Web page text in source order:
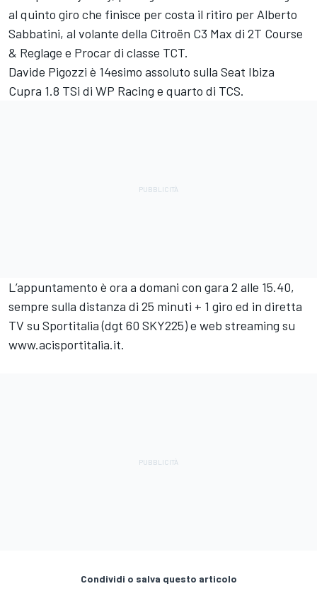
al quinto giro che finisce per costa il ritiro per Alberto
Sabbatini, al volante della Citroën C3 Max di 2T Course
& Reglage e Procar di classe TCT.
Davide Pigozzi è 14esimo assoluto sulla Seat Ibiza
Cupra 1.8 TSi di WP Racing e quarto di TCS.
L’appuntamento è ora a domani con gara 2 alle 15.40,
sempre sulla distanza di 25 minuti + 1 giro ed in diretta
TV su Sportitalia (dgt 60 SKY225) e web streaming su
www.acisportitalia.it.
Condividi o salva questo articolo